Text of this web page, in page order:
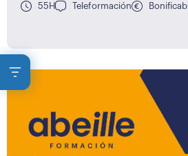
55H Teleformación